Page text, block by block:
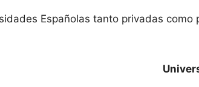
Andalucía
Españolas tanto privadas